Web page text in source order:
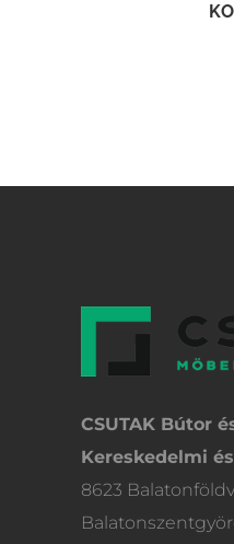
CSUTAK Bútor
Kereskedelmi
8623